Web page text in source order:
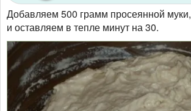
Добавляем 500 грамм просеянной
и оставляем в тепле минут на 30.